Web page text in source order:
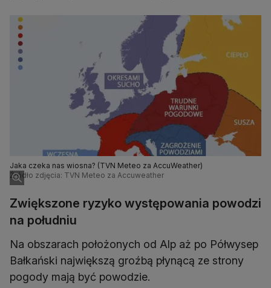
Jaka czeka nas wiosna? (TVN Meteo za AccuWeather)
Źródło zdjęcia: TVN Meteo za Accuweather
Zwiększone ryzyko występowania powodzi
na południu
Na obszarach położonych od Alp aż po Półwysep
Bałkański największą groźbą płynącą ze strony
pogody mają być powodzie.